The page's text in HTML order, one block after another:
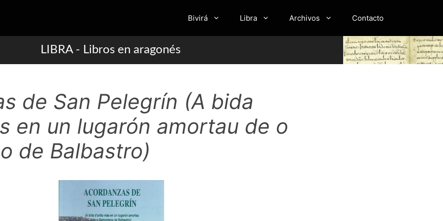
Bivirá Libra Archivos Contacto
LIBRA - Libros en aragonés
de San Pelegrín (A bida
en un lugarón amortau de o
de Balbastro)